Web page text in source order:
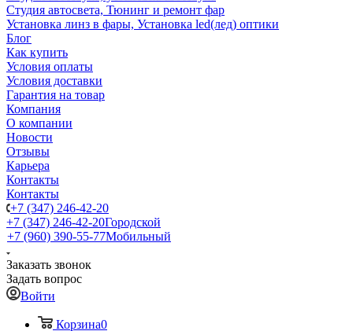
Студия автосвета, Тюнинг и ремонт фар
Установка линз в фары, Установка led(лед) оптики
Блог
Как купить
Условия оплаты
Условия доставки
Гарантия на товар
Компания
О компании
Новости
Отзывы
Карьера
Контакты
Контакты
+7 (347) 246-42-20
+7 (347) 246-42-20Городской
+7 (960) 390-55-77Мобильный
Заказать звонок
Задать вопрос
Войти
Корзина0